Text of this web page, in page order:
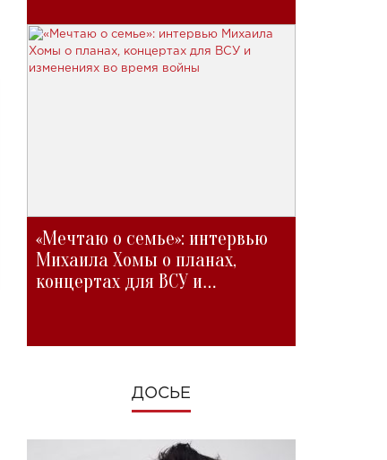
«Мечтаю о семье»: интервью
Михаила Хомы о планах,
концертах для ВСУ и
ДОСЬЕ